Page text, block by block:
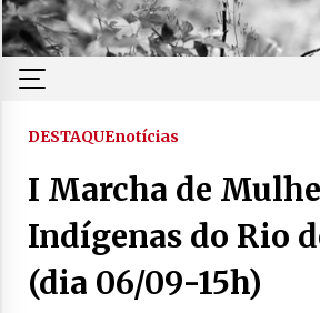
DESTAQUEnotícias
I Marcha de
Indígenas do Rio
(dia 06/09-15h)